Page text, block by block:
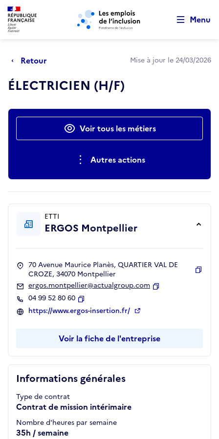
Aller au menu principal Aller au contenu principal
Menu
Retour Mise à jour le 24/03/2026
ÉLECTRICIEN (H/F)
Actions rapidesVoir tous les métiers
Autres actions
Informations générales
Type de contrat
Contrat de mission intérimaire
Nombre d'heures par semaine
35h / semaine
ETTI
ERGOS Montpellier
70 Avenue Maurice Planès, QUARTIER VAL DE
CROZE, 34070 Montpellier
ergos.montpellier@actualgroup.com
04 99 52 80 60
Copier
https://www.ergos-insertion.fr/
Voir la fiche de l'entreprise
Retour au début de la page
Panneau de gestion des cookies